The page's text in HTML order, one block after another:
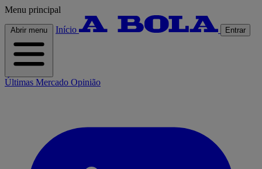
Menu principal
Abrir menu Início Entrar
Últimas Mercado Opinião